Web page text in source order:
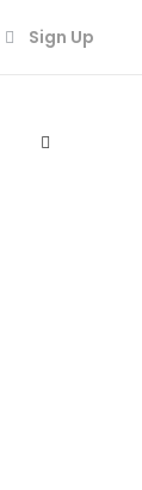
Sign Up